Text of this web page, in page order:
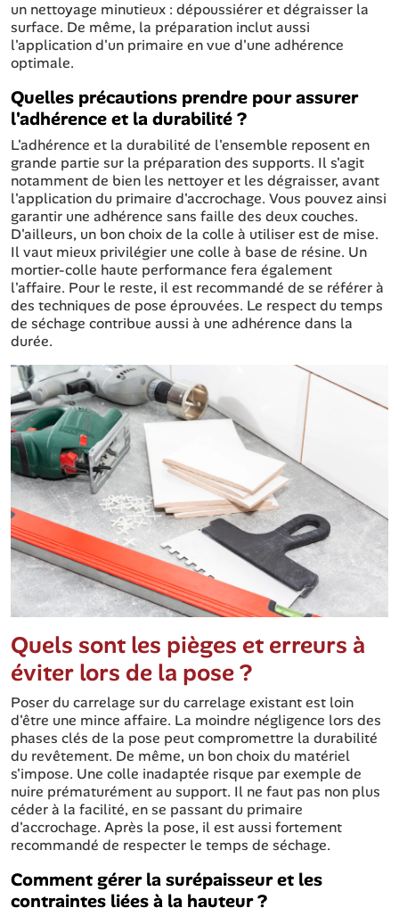
un nettoyage minutieux : dépoussiérer et dégraisser la
surface. De même, la préparation inclut aussi
l'application d'un primaire en vue d'une adhérence
optimale.
Quelles précautions prendre pour assurer
l'adhérence et la durabilité ?
L'adhérence et la durabilité de l'ensemble reposent en
grande partie sur la préparation des supports. Il s'agit
notamment de bien les nettoyer et les dégraisser, avant
l'application du primaire d'accrochage. Vous pouvez ainsi
garantir une adhérence sans faille des deux couches.
D'ailleurs, un bon choix de la colle à utiliser est de mise.
Il vaut mieux privilégier une colle à base de résine. Un
mortier-colle haute performance fera également
l'affaire. Pour le reste, il est recommandé de se référer à
des techniques de pose éprouvées. Le respect du temps
de séchage contribue aussi à une adhérence dans la
durée.
Quels sont les pièges et erreurs à
éviter lors de la pose ?
Poser du carrelage sur du carrelage existant est loin
d'être une mince affaire. La moindre négligence lors des
phases clés de la pose peut compromettre la durabilité
du revêtement. De même, un bon choix du matériel
s'impose. Une colle inadaptée risque par exemple de
nuire prématurément au support. Il ne faut pas non plus
céder à la facilité, en se passant du primaire
d'accrochage. Après la pose, il est aussi fortement
recommandé de respecter le temps de séchage.
Comment gérer la surépaisseur et les
contraintes liées à la hauteur ?